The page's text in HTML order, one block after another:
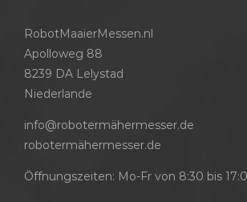
RobotMaaierMessen.nl
Apolloweg 88
8239 DA Lelystad
Niederlande
info@robotermähermesser.de
robotermähermesser.de
Öffnungszeiten: Mo-Fr von 8:30 bis